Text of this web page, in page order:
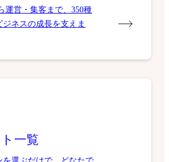
運営・集客まで、350種
ネスの成長を支えま
一覧